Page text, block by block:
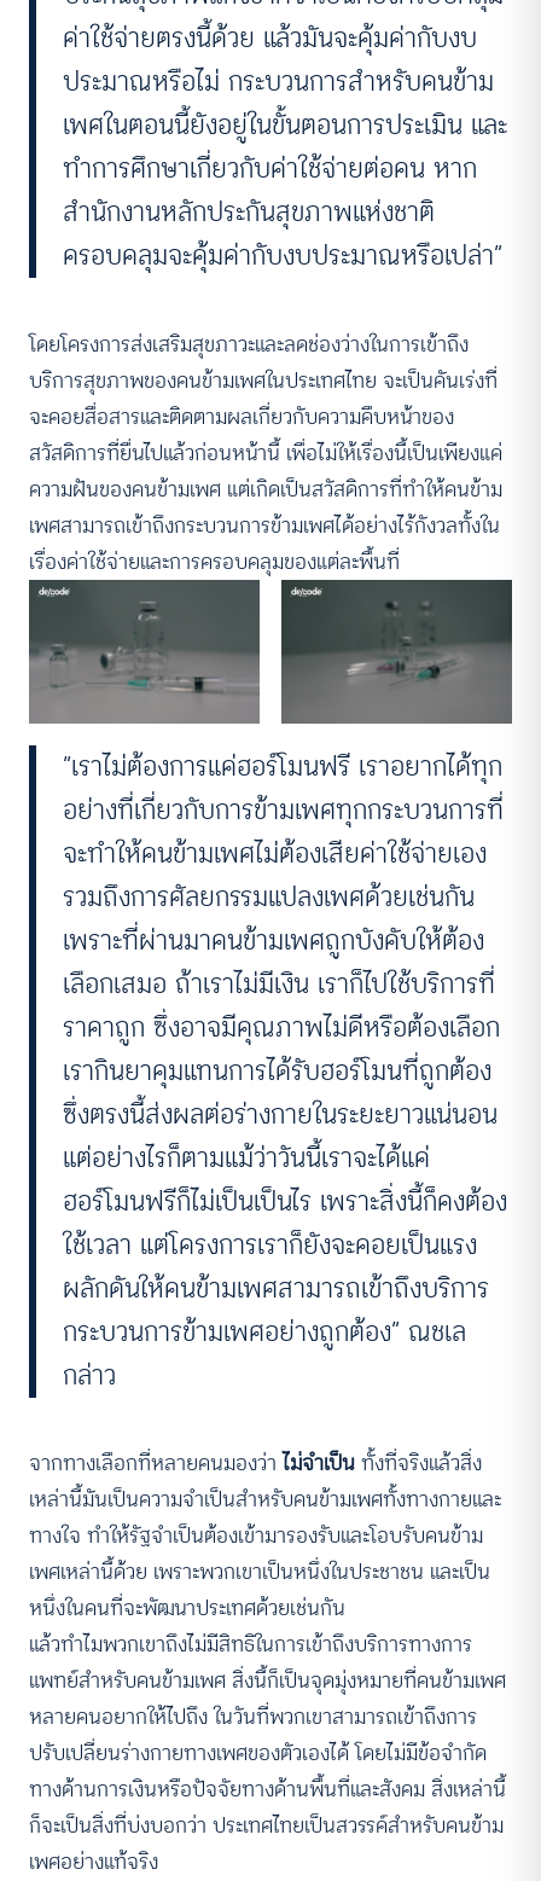
ค่าใช้จ่ายตรงนี้ด้วย แล้วมันจะคุ้มค่ากับงบ
ประมาณหรือไม่ กระบวนการสำหรับคนข้าม
เพศในตอนนี้ยังอยู่ในขั้นตอนการประเมิน และ
ทำการศึกษาเกี่ยวกับค่าใช้จ่ายต่อคน หาก
สำนักงานหลักประกันสุขภาพแห่งชาติ
ครอบคลุมจะคุ้มค่ากับงบประมาณหรือเปล่า”
โดยโครงการส่งเสริมสุขภาวะและลดช่องว่างในการเข้าถึง
บริการสุขภาพของคนข้ามเพศในประเทศไทย จะเป็นคันเร่งที่
จะคอยสื่อสารและติดตามผลเกี่ยวกับความคืบหน้าของ
สวัสดิการที่ยื่นไปแล้วก่อนหน้านี้ เพื่อไม่ให้เรื่องนี้เป็นเพียงแค่
ความฝันของคนข้ามเพศ แต่เกิดเป็นสวัสดิการที่ทำให้คนข้าม
เพศสามารถเข้าถึงกระบวนการข้ามเพศได้อย่างไร้กังวลทั้งใน
เรื่องค่าใช้จ่ายและการครอบคลุมของแต่ละพื้นที่
“เราไม่ต้องการแค่ฮอร์โมนฟรี เราอยากได้ทุก
อย่างที่เกี่ยวกับการข้ามเพศทุกกระบวนการที่
จะทำให้คนข้ามเพศไม่ต้องเสียค่าใช้จ่ายเอง
รวมถึงการศัลยกรรมแปลงเพศด้วยเช่นกัน
เพราะที่ผ่านมาคนข้ามเพศถูกบังคับให้ต้อง
เลือกเสมอ ถ้าเราไม่มีเงิน เราก็ไปใช้บริการที่
ราคาถูก ซึ่งอาจมีคุณภาพไม่ดีหรือต้องเลือก
เรากินยาคุมแทนการได้รับฮอร์โมนที่ถูกต้อง
ซึ่งตรงนี้ส่งผลต่อร่างกายในระยะยาวแน่นอน
แต่อย่างไรก็ตามแม้ว่าวันนี้เราจะได้แค่
ฮอร์โมนฟรีก็ไม่เป็นเป็นไร เพราะสิ่งนี้ก็คงต้อง
ใช้เวลา แต่โครงการเราก็ยังจะคอยเป็นแรง
ผลักดันให้คนข้ามเพศสามารถเข้าถึงบริการ
กระบวนการข้ามเพศอย่างถูกต้อง” ณชเล
กล่าว
จากทางเลือกที่หลายคนมองว่าไม่จำเป็นทั้งที่จริงแล้วสิ่ง
เหล่านี้มันเป็นความจำเป็นสำหรับคนข้ามเพศทั้งทางกายและ
ทางใจ ทำให้รัฐจำเป็นต้องเข้ามารองรับและโอบรับคนข้าม
เพศเหล่านี้ด้วย เพราะพวกเขาเป็นหนึ่งในประชาชน และเป็น
หนึ่งในคนที่จะพัฒนาประเทศด้วยเช่นกัน
แล้วทำไมพวกเขาถึงไม่มีสิทธิในการเข้าถึงบริการทางการ
แพทย์สำหรับคนข้ามเพศ สิ่งนี้ก็เป็นจุดมุ่งหมายที่คนข้ามเพศ
หลายคนอยากให้ไปถึง ในวันที่พวกเขาสามารถเข้าถึงการ
ปรับเปลี่ยนร่างกายทางเพศของตัวเองได้ โดยไม่มีข้อจำกัด
ทางด้านการเงินหรือปัจจัยทางด้านพื้นที่และสังคม สิ่งเหล่านี้
ก็จะเป็นสิ่งที่บ่งบอกว่า ประเทศไทยเป็นสวรรค์สำหรับคนข้าม
เพศอย่างแท้จริง